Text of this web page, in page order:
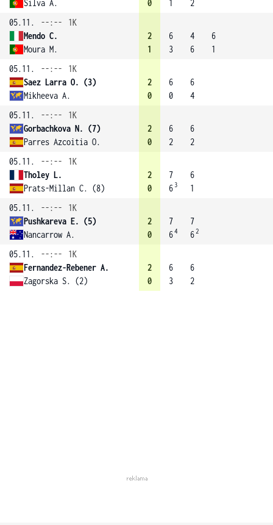
Silva A. 0 1
2
05.11.
--:--
1K
Mendo C.
Moura M.
2
1
6
3
4
6
6
1
05.11.
--:--
1K
Saez Larra O. (3)
Mikheeva A.
2
0
6
0
6
4
05.11.
--:--
1K
Gorbachkova N. (7)
Parres Azcoitia O.
2
0
6
2
6
2
05.11.
--:--
1K
Tholey L.
Prats-Millan C. (8)
2
0
7
6 3
6
1
05.11.
--:--
1K
Pushkareva E. (5)
Nancarrow A.
2
0
7
64
7
62
05.11. --:--
1K
Fernandez-Rebener A.
Zagorska S. (2)
2
0
6
3
6
2